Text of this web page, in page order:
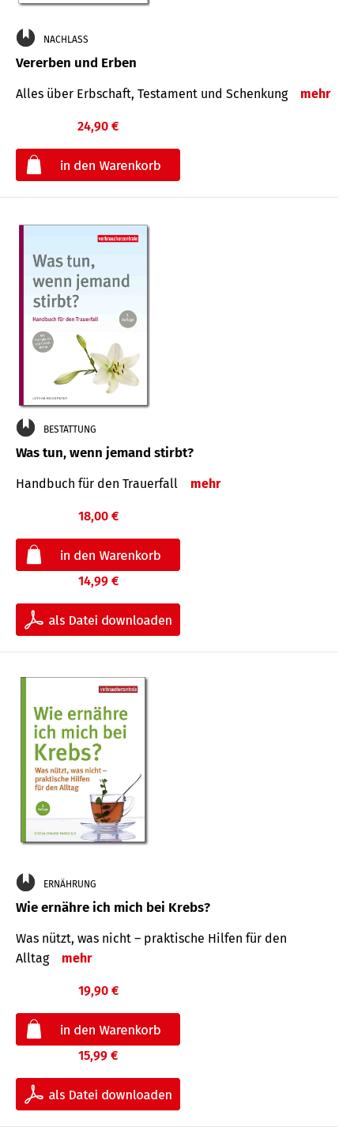
NACHLASS
Vererben und Erben
Alles über Erbschaft, Testament und Schenkung mehr
24,90 €
BESTATTUNG
Was tun, wenn jemand stirbt?
Handbuch für den Trauerfall mehr
18,00 €
14,99 €
ERNÄHRUNG
Wie ernähre ich mich bei Krebs?
Was nützt, was nicht – praktische Hilfen für den
Alltag
mehr
19,90 €
15,99 €